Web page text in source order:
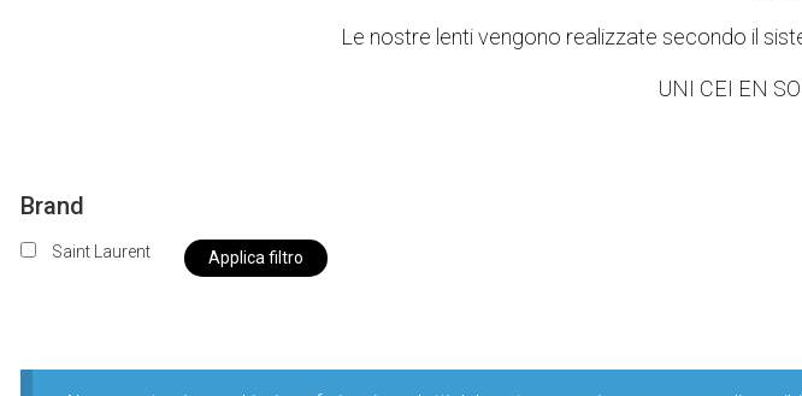
Le nostre lenti vengono realizzate secondo il
UNI CEI EN
Brand
Saint Laurent Applica filtro